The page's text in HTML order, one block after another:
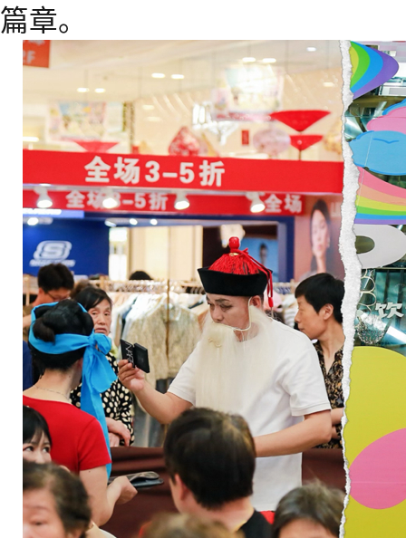
篇章。